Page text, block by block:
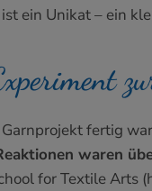
ein Unikat – ein
fertig
waren
for Textile Arts